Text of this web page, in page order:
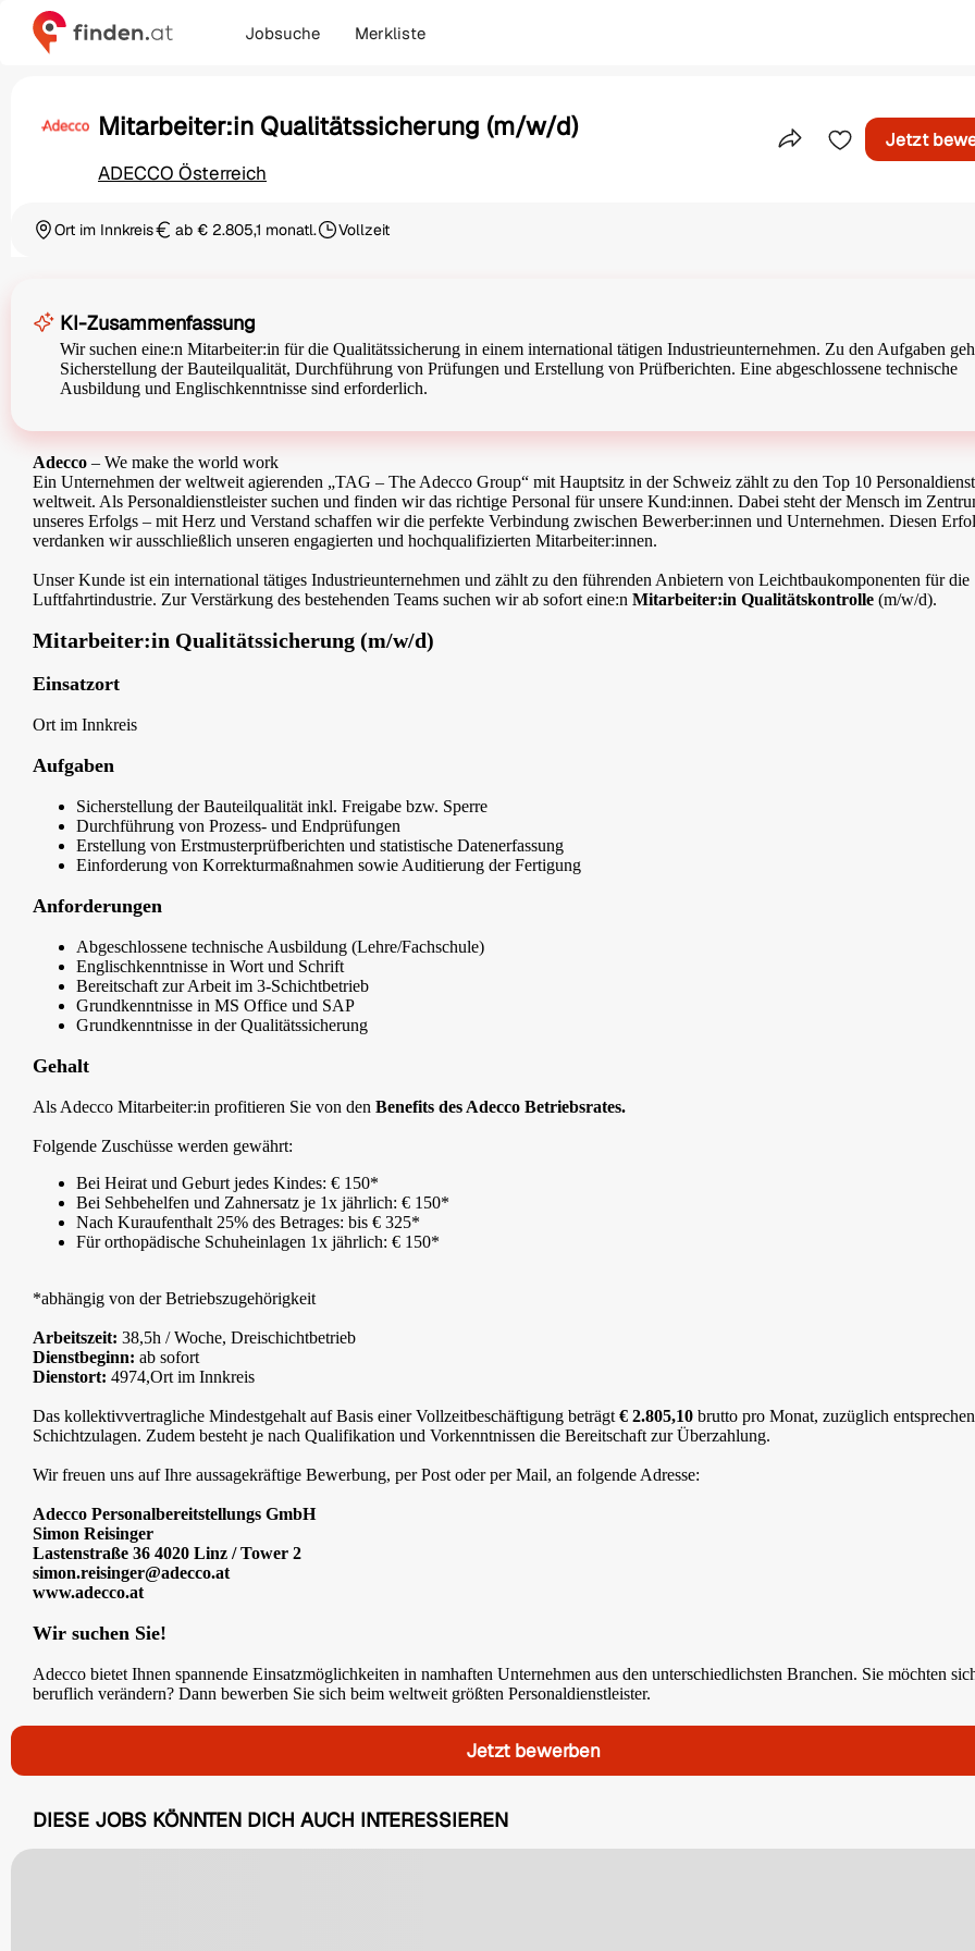
Jobsuche Merkliste
Mitarbeiter:in Qualitätssicherung (m/w/d)
ADECCO Österreich
Teile dieses Inserat
Jetzt
Ortschaft
Ort im InnkreisGehaltab € 2.805,1 monatl.Beschäftigungsart
Vollzeit
KI-Zusammenfassung
Wir suchen eine:n Mitarbeiter:in für die Qualitätssicherung in einem international tätigen Industrieunternehmen. Zu den Aufgaben
Sicherstellung der Bauteilqualität, Durchführung von Prüfungen und Erstellung von Prüfberichten. Eine abgeschlossene technische
Ausbildung und Englischkenntnisse sind erforderlich.
Adecco – We make the world work
Ein Unternehmen der weltweit agierenden „TAG – The Adecco Group“ mit Hauptsitz in der Schweiz zählt zu den Top 10
weltweit. Als Personaldienstleister suchen und finden wir das richtige Personal für unsere Kund:innen. Dabei steht der Mensch im
unseres Erfolgs – mit Herz und Verstand schaffen wir die perfekte Verbindung zwischen Bewerber:innen und Unternehmen. Diesen
verdanken wir ausschließlich unseren engagierten und hochqualifizierten Mitarbeiter:innen.
Unser Kunde ist ein international tätiges Industrieunternehmen und zählt zu den führenden Anbietern von Leichtbaukomponenten für die
Luftfahrtindustrie. Zur Verstärkung des bestehenden Teams suchen wir ab sofort eine:n Mitarbeiter:in Qualitätskontrolle (m/w/d).
Mitarbeiter:in Qualitätssicherung (m/w/d)
Einsatzort
Ort im Innkreis
Aufgaben
Sicherstellung der Bauteilqualität inkl. Freigabe bzw. Sperre
Durchführung von Prozess- und Endprüfungen
Erstellung von Erstmusterprüfberichten und statistische Datenerfassung
Einforderung von Korrekturmaßnahmen sowie Auditierung der Fertigung
Anforderungen
Abgeschlossene technische Ausbildung (Lehre/Fachschule)
Englischkenntnisse in Wort und Schrift
Bereitschaft zur Arbeit im 3‑Schichtbetrieb
Grundkenntnisse in MS Office und SAP
Grundkenntnisse in der Qualitätssicherung
Gehalt
Als Adecco Mitarbeiter:in profitieren Sie von den Benefits des Adecco Betriebsrates.
Folgende Zuschüsse werden gewährt:
Bei Heirat und Geburt jedes Kindes: € 150*
Bei Sehbehelfen und Zahnersatz je 1x jährlich: € 150*
Nach Kuraufenthalt 25% des Betrages: bis € 325*
Für orthopädische Schuheinlagen 1x jährlich: € 150*
*abhängig von der Betriebszugehörigkeit
Arbeitszeit: 38,5h / Woche, Dreischichtbetrieb
Dienstbeginn: ab sofort
Dienstort: 4974,Ort im Innkreis
Das kollektivvertragliche Mindestgehalt auf Basis einer Vollzeitbeschäftigung beträgt € 2.805,10 brutto pro Monat, zuzüglich
Schichtzulagen. Zudem besteht je nach Qualifikation und Vorkenntnissen die Bereitschaft zur Überzahlung.
Wir freuen uns auf Ihre aussagekräftige Bewerbung, per Post oder per Mail, an folgende Adresse:
Adecco Personalbereitstellungs GmbH
Simon Reisinger
Lastenstraße 36 4020 Linz / Tower 2
simon.reisinger@adecco.at
www.adecco.at
Wir suchen Sie!
Adecco bietet Ihnen spannende Einsatzmöglichkeiten in namhaften Unternehmen aus den unterschiedlichsten Branchen. Sie möchten
beruflich verändern? Dann bewerben Sie sich beim weltweit größten Personaldienstleister.
Jetzt bewerben
DIESE JOBS KÖNNTEN DICH AUCH INTERESSIEREN